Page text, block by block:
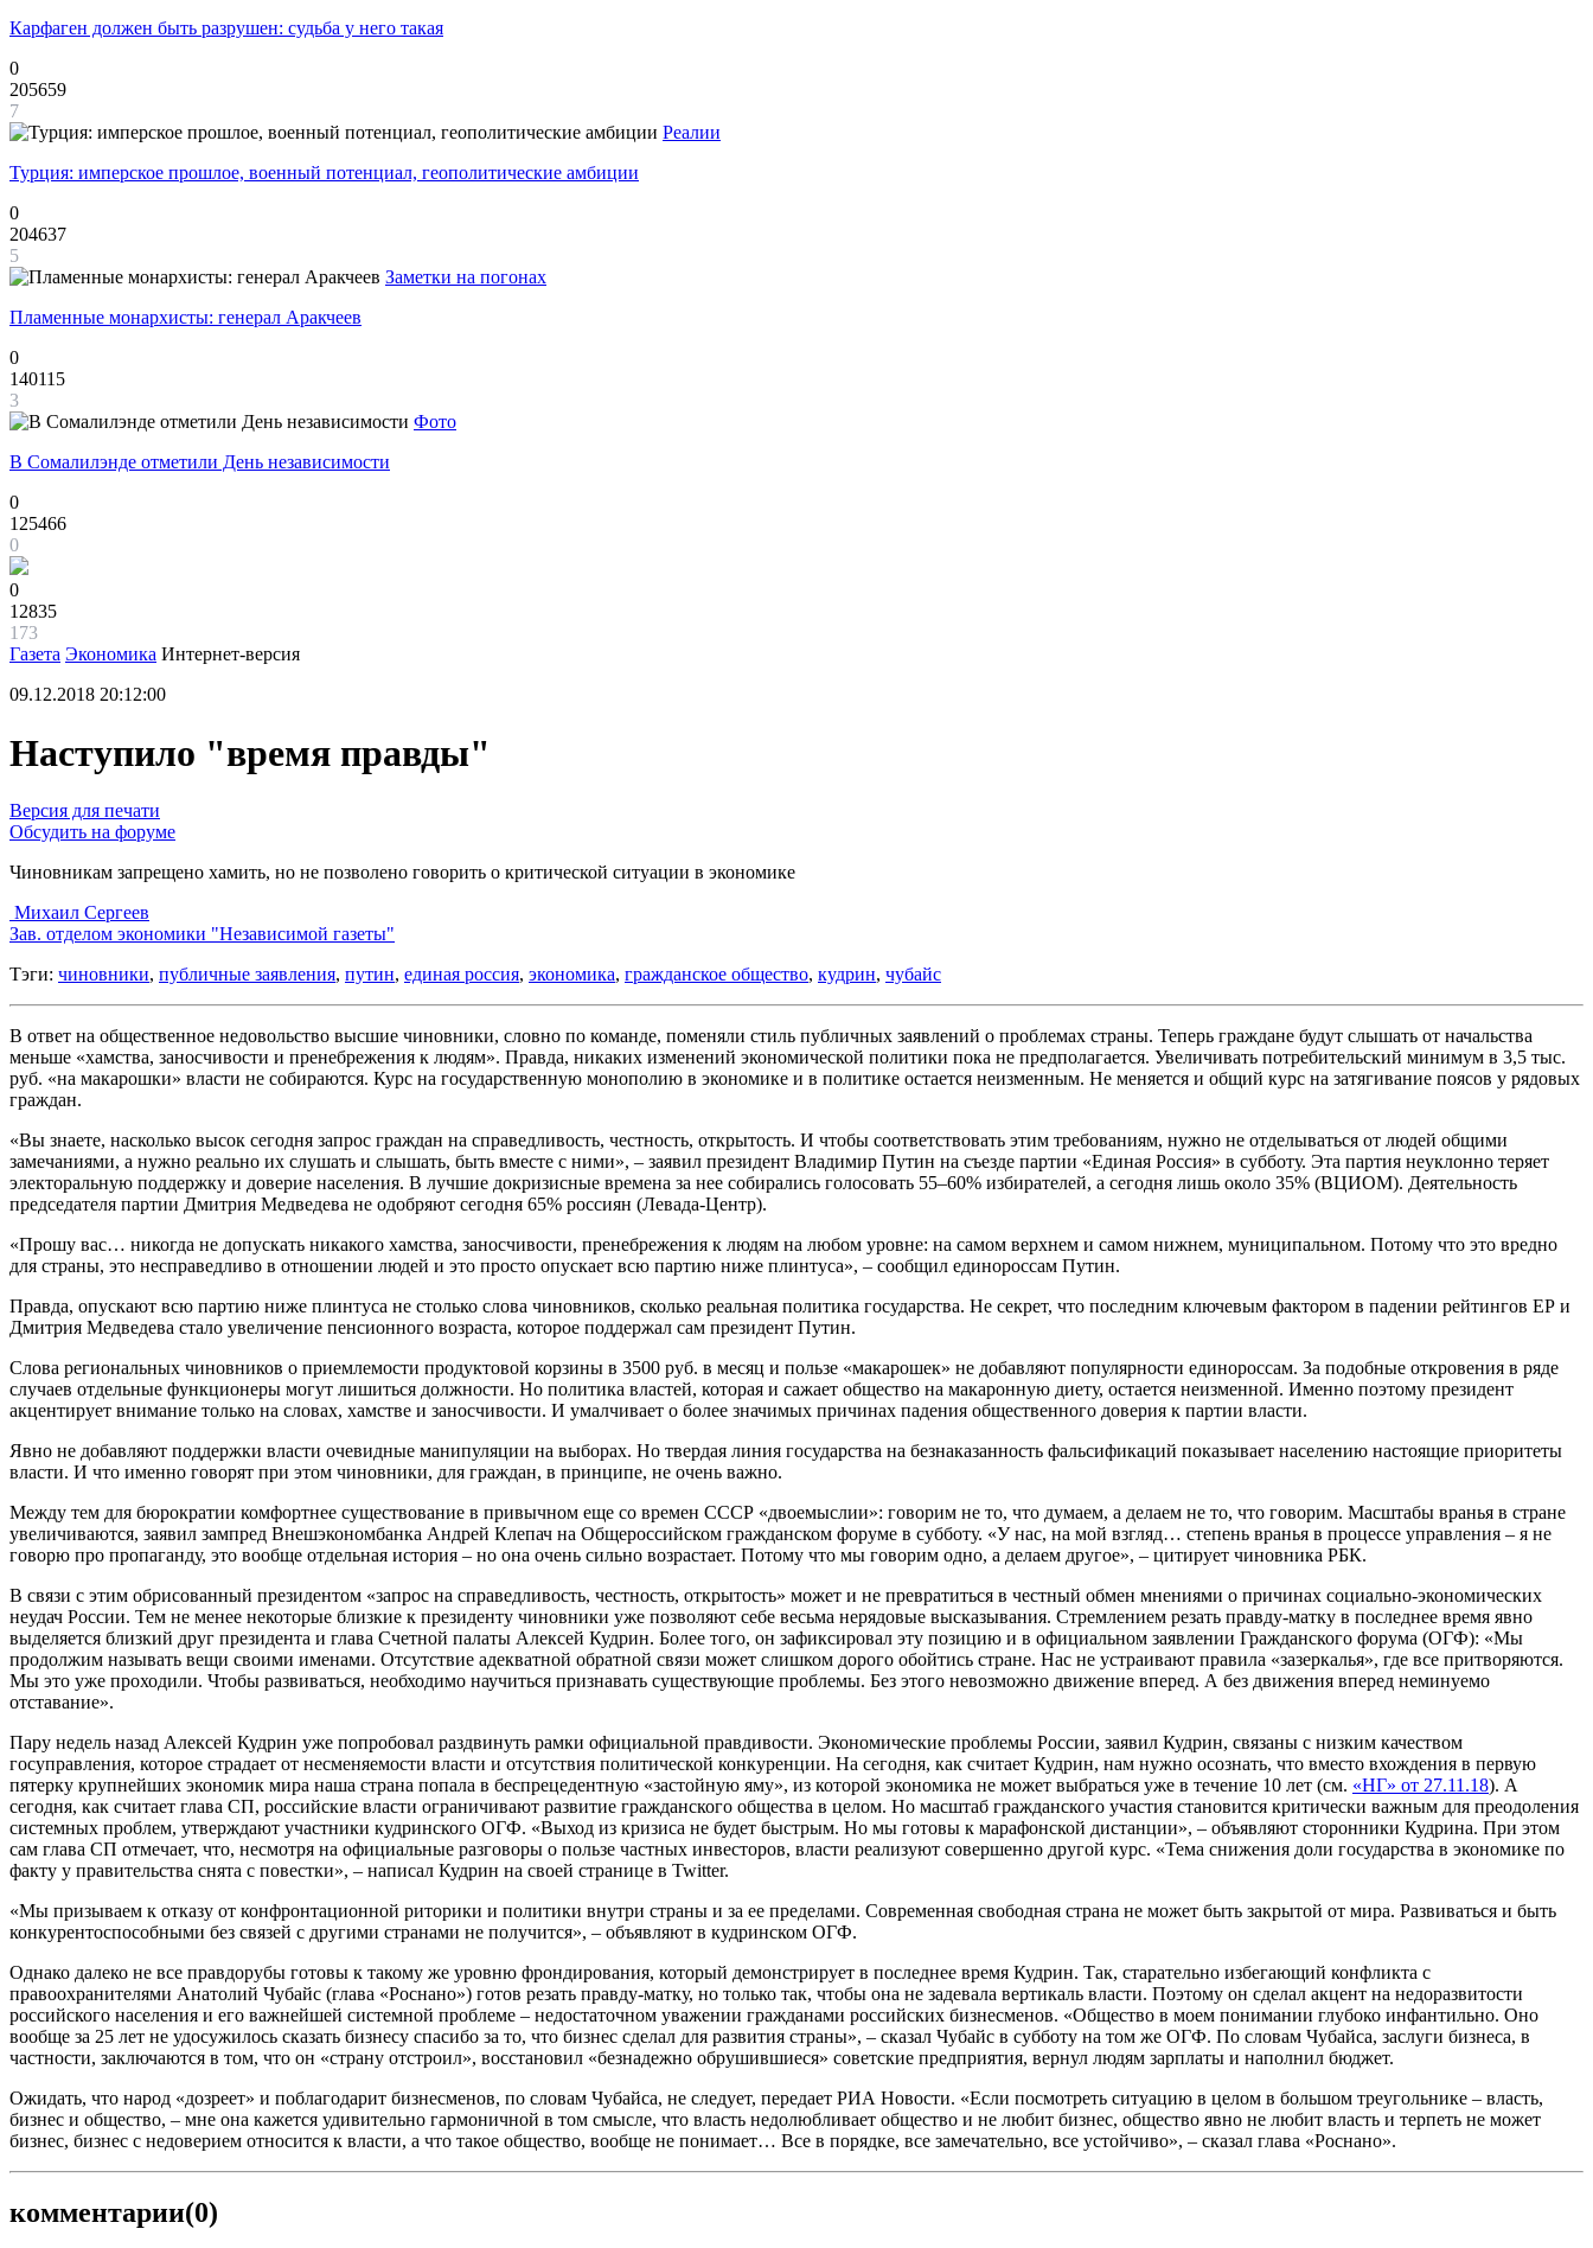
Карфаген должен быть разрушен: судьба у него такая
0
205659
7
Реалии
Турция: имперское прошлое, военный потенциал, геополитические амбиции
0
204637
5
Заметки на погонах
Пламенные монархисты: генерал Аракчеев
0
140115
3
Фото
В Сомалилэнде отметили День независимости
0
125466
0
0
12835
173
Газета Экономика Интернет-версия
09.12.2018 20:12:00
Наступило "время правды"
Версия для печати
Обсудить на форуме
Чиновникам запрещено хамить, но не позволено говорить о критической ситуации в экономике
Михаил Сергеев
Зав. отделом экономики "Независимой газеты"
Тэги: чиновники, публичные заявления, путин, единая россия, экономика, гражданское общество, кудрин, чубайс
В ответ на общественное недовольство высшие чиновники, словно по команде, поменяли стиль публичных заявлений о проблемах страны. Теперь граждане будут слышать от начальства
меньше «хамства, заносчивости и пренебрежения к людям». Правда, никаких изменений экономической политики пока не предполагается. Увеличивать потребительский минимум в 3,5 тыс.
руб. «на макарошки» власти не собираются. Курс на государственную монополию в экономике и в политике остается неизменным. Не меняется и общий курс на затягивание поясов у рядовых
граждан.
«Вы знаете, насколько высок сегодня запрос граждан на справедливость, честность, открытость. И чтобы соответствовать этим требованиям, нужно не отделываться от людей общими
замечаниями, а нужно реально их слушать и слышать, быть вместе с ними», – заявил президент Владимир Путин на съезде партии «Единая Россия» в субботу. Эта партия неуклонно теряет
электоральную поддержку и доверие населения. В лучшие докризисные времена за нее собирались голосовать 55–60% избирателей, а сегодня лишь около 35% (ВЦИОМ). Деятельность
председателя партии Дмитрия Медведева не одобряют сегодня 65% россиян (Левада-Центр).
«Прошу вас… никогда не допускать никакого хамства, заносчивости, пренебрежения к людям на любом уровне: на самом верхнем и самом нижнем, муниципальном. Потому что это вредно
для страны, это несправедливо в отношении людей и это просто опускает всю партию ниже плинтуса», – сообщил единороссам Путин.
Правда, опускают всю партию ниже плинтуса не столько слова чиновников, сколько реальная политика государства. Не секрет, что последним ключевым фактором в падении рейтингов ЕР и
Дмитрия Медведева стало увеличение пенсионного возраста, которое поддержал сам президент Путин.
Слова региональных чиновников о приемлемости продуктовой корзины в 3500 руб. в месяц и пользе «макарошек» не добавляют популярности единороссам. За подобные откровения в ряде
случаев отдельные функционеры могут лишиться должности. Но политика властей, которая и сажает общество на макаронную диету, остается неизменной. Именно поэтому президент
акцентирует внимание только на словах, хамстве и заносчивости. И умалчивает о более значимых причинах падения общественного доверия к партии власти.
Явно не добавляют поддержки власти очевидные манипуляции на выборах. Но твердая линия государства на безнаказанность фальсификаций показывает населению настоящие приоритеты
власти. И что именно говорят при этом чиновники, для граждан, в принципе, не очень важно.
Между тем для бюрократии комфортнее существование в привычном еще со времен СССР «двоемыслии»: говорим не то, что думаем, а делаем не то, что говорим. Масштабы вранья в стране
увеличиваются, заявил зампред Внешэкономбанка Андрей Клепач на Общероссийском гражданском форуме в субботу. «У нас, на мой взгляд… степень вранья в процессе управления – я не
говорю про пропаганду, это вообще отдельная история – но она очень сильно возрастает. Потому что мы говорим одно, а делаем другое», – цитирует чиновника РБК.
В связи с этим обрисованный президентом «запрос на справедливость, честность, открытость» может и не превратиться в честный обмен мнениями о причинах социально-экономических
неудач России. Тем не менее некоторые близкие к президенту чиновники уже позволяют себе весьма нерядовые высказывания. Стремлением резать правду-матку в последнее время явно
выделяется близкий друг президента и глава Счетной палаты Алексей Кудрин. Более того, он зафиксировал эту позицию и в официальном заявлении Гражданского форума (ОГФ): «Мы
продолжим называть вещи своими именами. Отсутствие адекватной обратной связи может слишком дорого обойтись стране. Нас не устраивают правила «зазеркалья», где все притворяются.
Мы это уже проходили. Чтобы развиваться, необходимо научиться признавать существующие проблемы. Без этого невозможно движение вперед. А без движения вперед неминуемо
отставание».
Пару недель назад Алексей Кудрин уже попробовал раздвинуть рамки официальной правдивости. Экономические проблемы России, заявил Кудрин, связаны с низким качеством
госуправления, которое страдает от несменяемости власти и отсутствия политической конкуренции. На сегодня, как считает Кудрин, нам нужно осознать, что вместо вхождения в первую
пятерку крупнейших экономик мира наша страна попала в беспрецедентную «застойную яму», из которой экономика не может выбраться уже в течение 10 лет (см. «НГ» от 27.11.18). А
сегодня, как считает глава СП, российские власти ограничивают развитие гражданского общества в целом. Но масштаб гражданского участия становится критически важным для преодоления
системных проблем, утверждают участники кудринского ОГФ. «Выход из кризиса не будет быстрым. Но мы готовы к марафонской дистанции», – объявляют сторонники Кудрина. При этом
сам глава СП отмечает, что, несмотря на официальные разговоры о пользе частных инвесторов, власти реализуют совершенно другой курс. «Тема снижения доли государства в экономике по
факту у правительства снята с повестки», – написал Кудрин на своей странице в Twitter.
«Мы призываем к отказу от конфронтационной риторики и политики внутри страны и за ее пределами. Современная свободная страна не может быть закрытой от мира. Развиваться и быть
конкурентоспособными без связей с другими странами не получится», – объявляют в кудринском ОГФ.
Однако далеко не все правдорубы готовы к такому же уровню фрондирования, который демонстрирует в последнее время Кудрин. Так, старательно избегающий конфликта с
правоохранителями Анатолий Чубайс (глава «Роснано») готов резать правду-матку, но только так, чтобы она не задевала вертикаль власти. Поэтому он сделал акцент на недоразвитости
российского населения и его важнейшей системной проблеме – недостаточном уважении гражданами российских бизнесменов. «Общество в моем понимании глубоко инфантильно. Оно
вообще за 25 лет не удосужилось сказать бизнесу спасибо за то, что бизнес сделал для развития страны», – сказал Чубайс в субботу на том же ОГФ. По словам Чубайса, заслуги бизнеса, в
частности, заключаются в том, что он «страну отстроил», восстановил «безнадежно обрушившиеся» советские предприятия, вернул людям зарплаты и наполнил бюджет.
Ожидать, что народ «дозреет» и поблагодарит бизнесменов, по словам Чубайса, не следует, передает РИА Новости. «Если посмотреть ситуацию в целом в большом треугольнике – власть,
бизнес и общество, – мне она кажется удивительно гармоничной в том смысле, что власть недолюбливает общество и не любит бизнес, общество явно не любит власть и терпеть не может
бизнес, бизнес с недоверием относится к власти, а что такое общество, вообще не понимает… Все в порядке, все замечательно, все устойчиво», – сказал глава «Роснано».
комментарии(0)